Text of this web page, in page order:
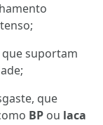
suportam
que
BP ou laca